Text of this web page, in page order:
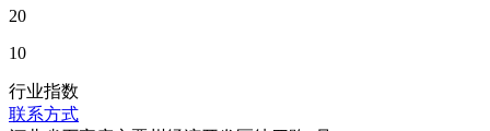
20
10
行业指数
联系方式